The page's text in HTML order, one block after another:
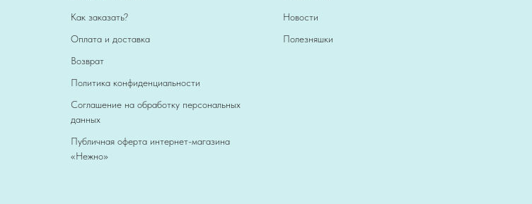
Как заказать?
Оплата и доставка
Возврат
Политика конфиденциальности
Соглашение на обработку персональных
данных
Публичная оферта интернет-магазина
«Нежно»
Новости
Полезняшки